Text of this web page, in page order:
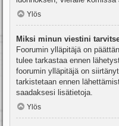
Ylös
Miksi minun viestini
Foorumin ylläpitäjä on
tulee tarkastaa ennen
foorumin ylläpitäjä on
tarkistetaan ennen
saadaksesi lisätietoja.
Ylös